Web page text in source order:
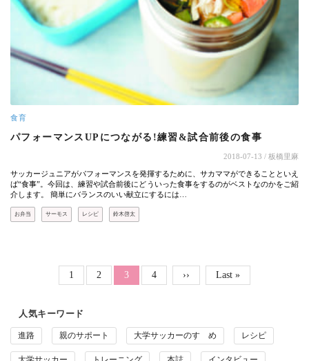
食育
パフォーマンスUPにつながる!練習&試合前後の食事
2018-07-13 / 板橋里麻
サッカージュニアがパフォーマンスを発揮するために、サカママができることといえ
ば“食事”。今回は、練習や試合前後にどういった食事をするのがベストなのかをご紹
介します。 簡単にバランスのいい献立にするには…
お弁当 サーモス レシピ 鈴木啓太
ページ送り
Page
1 Page
2 カレントページ
3 Page
4 次ページ
›› 最終ページ
Last »
人気キーワード
進路 親のサポート 大学サッカーのすゝめ レシピ